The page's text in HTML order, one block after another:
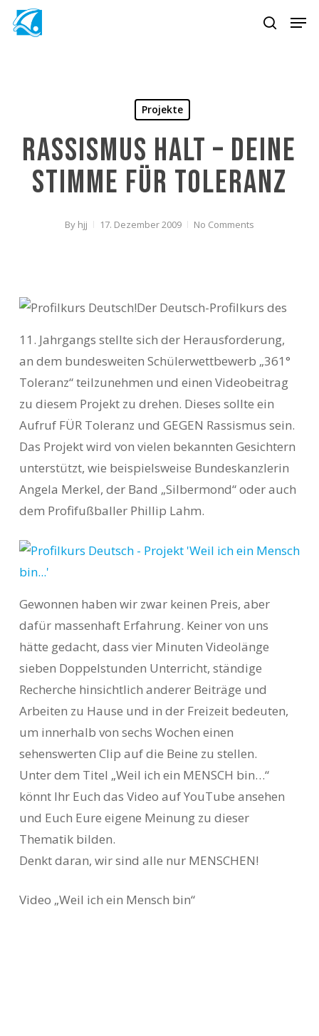
Skip
search
Projekte
Rassismus HALT – Deine
Stimme für Toleranz
By hjj 17. Dezember 2009 No Comments
Der Deutsch-Profilkurs des
11. Jahrgangs stellte sich der Herausforderung,
an dem bundesweiten Schülerwettbewerb „361°
Toleranz“ teilzunehmen und einen Videobeitrag
zu diesem Projekt zu drehen. Dieses sollte ein
Aufruf FÜR Toleranz und GEGEN Rassismus sein.
Das Projekt wird von vielen bekannten Gesichtern
unterstützt, wie beispielsweise Bundeskanzlerin
Angela Merkel, der Band „Silbermond“ oder auch
dem Profifußballer Phillip Lahm.
Gewonnen haben wir zwar keinen Preis, aber
dafür massenhaft Erfahrung. Keiner von uns
hätte gedacht, dass vier Minuten Videolänge
sieben Doppelstunden Unterricht, ständige
Recherche hinsichtlich anderer Beiträge und
Arbeiten zu Hause und in der Freizeit bedeuten,
um innerhalb von sechs Wochen einen
sehenswerten Clip auf die Beine zu stellen.
Unter dem Titel „Weil ich ein MENSCH bin…“
könnt Ihr Euch das Video auf YouTube ansehen
und Euch Eure eigene Meinung zu dieser
Thematik bilden.
Denkt daran, wir sind alle nur MENSCHEN!
Video „Weil ich ein Mensch bin“